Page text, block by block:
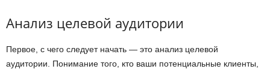
Анализ целевой аудитории
Первое, с чего следует начать — это анализ целевой
аудитории. Понимание того, кто ваши потенциальные клиенты,